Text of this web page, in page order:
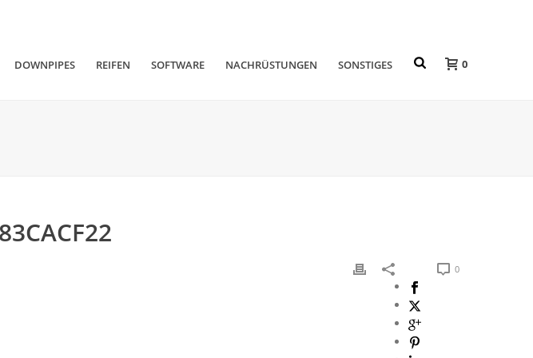
DOWNPIPES REIFEN SOFTWARE NACHRÜSTUNGEN SONSTIGES 0
0